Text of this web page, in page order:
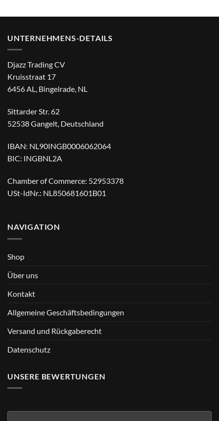
UNTERNEHMENS-DETAILS
Djazz Trading CV
Kruisstraat 17
6456 AL, Bingelrade, NL
Sittarder Str. 62
52538 Gangelt, Deutschland
IBAN: NL90INGB0006062064
BIC: INGBNL2A
Chamber of Commerce: 52953378
USt-IdNr.: NL850681601B01
NAVIGATION
Shop
Über uns
Kontakt
Allgemeine Geschäftsbedingungen
Versand und Rückgaberecht
Datenschutz
UNSERE BEWERTUNGEN